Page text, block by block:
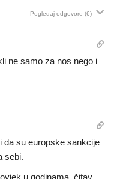
Pogledaj odgovore (6)
ne samo za nos nego i
da su europske sankcije
sebi.
u godinama, čitav